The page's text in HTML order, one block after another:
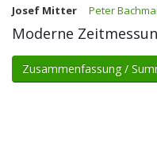
Josef Mitter Peter
Moderne
Zusammenfassung /